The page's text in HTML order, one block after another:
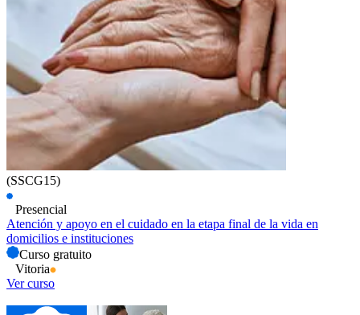
(SSCG15)
Presencial
Atención y apoyo en el cuidado en la etapa final de la vida en
domicilios e instituciones
Curso gratuito
Vitoria
Ver curso